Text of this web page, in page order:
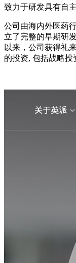
致力于研发具有自
公司由海内外医药
立了完整的早期研
以来，公司获得礼
的投资, 包括战略投